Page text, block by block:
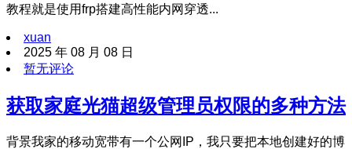
教程就是使用frp搭建高性能内网穿透...
xuan
2025 年 08 月 08 日
暂无评论
获取家庭光猫超级管理员权限的多种方法
背景我家的移动宽带有一个公网IP，我只要把本地创建好的博